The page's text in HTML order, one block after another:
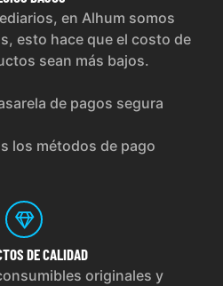
en Alhum somos
esto hace que el costo de
sean más bajos.
de pagos segura
los métodos de pago
DE CALIDAD
originales y